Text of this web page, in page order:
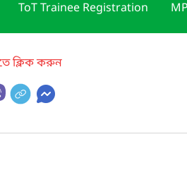
ToT Trainee Registration
ক্লিক করুন